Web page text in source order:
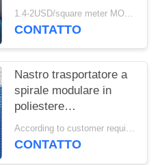
Rete formata in
poliestere, Nastro a
polpa di lavaggio
1.4-2USD/square meter MOQ:meetr 1square
CONTATTO
Nastro trasportatore a
spirale modulare in
poliestere
polioxometilene
plastico congelato per
According to customer requirements MOQ:1 metro
CONTATTO